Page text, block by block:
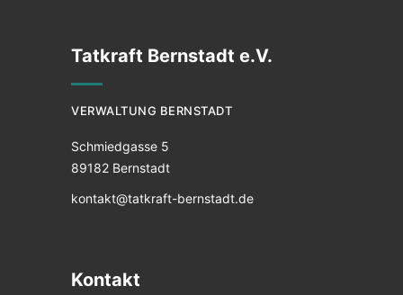
Tatkraft Bernstadt e.V.
VERWALTUNG BERNSTADT
Schmiedgasse 5
89182 Bernstadt
kontakt@tatkraft-bernstadt.de
Kontakt